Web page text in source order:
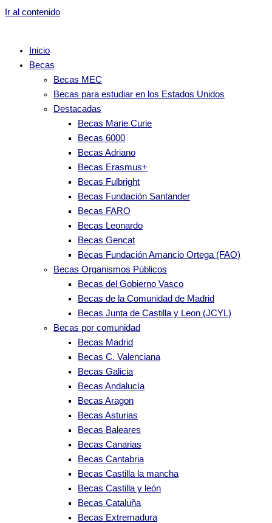
Ir al contenido
Inicio
Becas
Becas MEC
Becas para estudiar en los Estados Unidos
Destacadas
Becas Marie Curie
Becas 6000
Becas Adriano
Becas Erasmus+
Becas Fulbright
Becas Fundación Santander
Becas FARO
Becas Leonardo
Becas Gencat
Becas Fundación Amancio Ortega (FAO)
Becas Organismos Públicos
Becas del Gobierno Vasco
Becas de la Comunidad de Madrid
Becas Junta de Castilla y Leon (JCYL)
Becas por comunidad
Becas Madrid
Becas C. Valenciana
Becas Galicia
Becas Andalucía
Becas Aragon
Becas Asturias
Becas Baleares
Becas Canarias
Becas Cantabria
Becas Castilla la mancha
Becas Castilla y león
Becas Cataluña
Becas Extremadura